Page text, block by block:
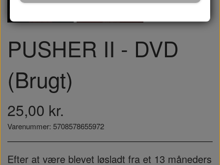
PUSHER II - DVD
(Brugt)
25,00 kr.
Varenummer: 5708578655972
Efter at være blevet løsladt fra et 13 måneders